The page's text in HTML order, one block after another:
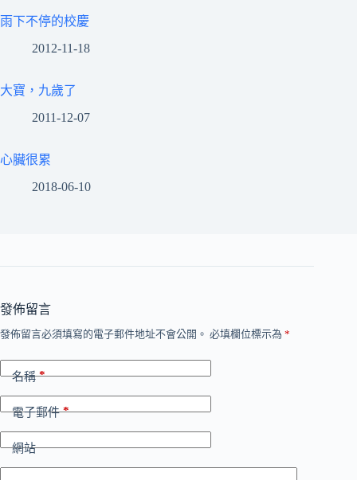
雨下不停的校慶
2012-11-18
大寶，九歲了
2011-12-07
心臟很累
2018-06-10
發佈留言
發佈留言必須填寫的電子郵件地址不會公開。 必填欄位標示為 *
名稱*
電子郵件*
網站